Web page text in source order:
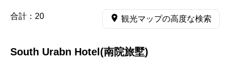
合計： 20 観光マップの高度な検索
South Urabn Hotel(南院旅墅)